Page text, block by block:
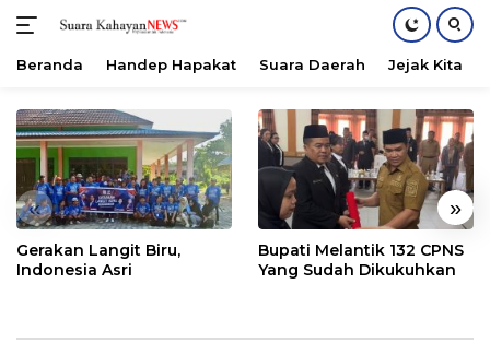
konten
Beranda Handep Hapakat Suara Daerah Jejak Kita
« »
Gerakan Langit Biru,
Indonesia Asri
Bupati Melantik 132 CPNS
Yang Sudah Dikukuhkan